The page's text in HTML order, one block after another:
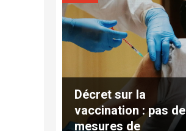
Décret sur la
vaccination : pas de
mesures de